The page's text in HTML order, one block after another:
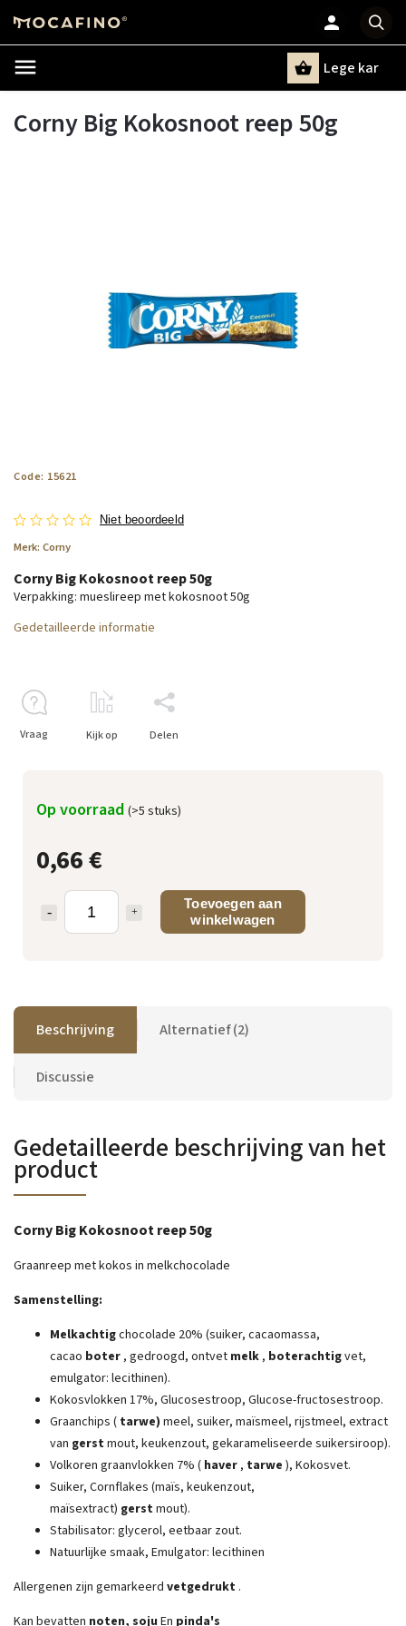
Lege kar
Corny Big Kokosnoot reep 50g
Code: 15621
Niet beoordeeld
Merk: Corny
0,66 €
Toevoegen aan
winkelwagen
Op voorraad (>5 stuks)
Corny Big Kokosnoot reep 50g
Verpakking: mueslireep met kokosnoot 50g
Gedetailleerde informatie
Vraag Kijk op Delen
Beschrijving Alternatief (2)
Discussie
Gedetailleerde beschrijving van het
product
Corny Big Kokosnoot reep 50g
Graanreep met kokos in melkchocolade
Samenstelling:
Melkachtigchocolade 20% (suiker, cacaomassa,
cacao boter , gedroogd, ontvet melk , boterachtigvet,
emulgator: lecithinen).
Kokosvlokken 17%, Glucosestroop, Glucose-fructosestroop.
Graanchips ( tarwe) meel, suiker, maïsmeel, rijstmeel, extract
van gerstmout, keukenzout, gekarameliseerde suikersiroop).
Volkoren graanvlokken 7% ( haver , tarwe ), Kokosvet.
Suiker, Cornflakes (maïs, keukenzout,
maïsextract) gerstmout).
Stabilisator: glycerol, eetbaar zout.
Natuurlijke smaak, Emulgator: lecithinen
Allergenen zijn gemarkeerd vetgedrukt .
Kan bevatten noten, soju En pinda's